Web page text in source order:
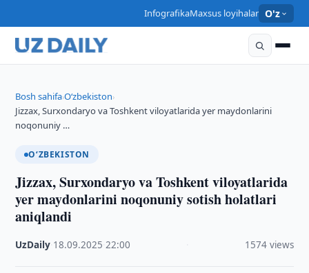
InfografikaMaxsus loyihalar O'z
Bosh sahifa›O‘zbekiston›
Jizzax, Surxondaryo va Toshkent viloyatlarida yer maydonlarini
noqonuniy …
O‘ZBEKISTON
Jizzax, Surxondaryo va Toshkent viloyatlarida
yer maydonlarini noqonuniy sotish holatlari
aniqlandi
UzDaily 18.09.2025 ·22:00 1574 views